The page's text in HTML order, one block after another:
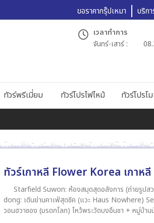
ขอราคากรุ๊ปเหมา บริก
เวลาทำการ
จันทร์-เสาร์ :
ทัวร์พรีเมี่ยม ทัวร์โปรไฟไหม้ ทัวร์โปรโ
ทัวร์เกาหลี Flower Korea เกาห
Starfield Suwon: ห้องสมุดสุดอลังการ (ถ่ายรูป
dong: เดินย่านคาเฟ่สุดชิค (แวะ Haus Nowhere) Seoul Forest: สวน
วอนฮวาซอง (มรดกโลก) ไหว้พระวัดบงอึนซา + หมู่บ้านนัมซาน สวมชุดฮันบกถ่ายรูป + ทำคิมบับ เมนูเด็ด จัดเต็ม! BBQ บุฟเฟต์หมูย่าง